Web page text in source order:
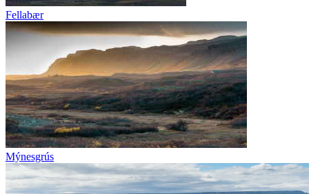
Fellabær
Mýnesgrús